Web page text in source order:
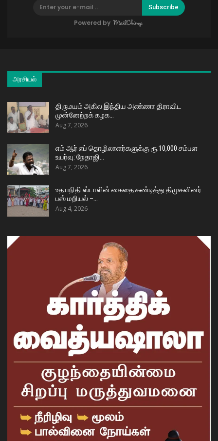
Subscribe
Powered by
அரசியல்
திருமயம் அகில இந்திய அண்ணா திராவிட
முன்னேற்றக் கழக…
Aug 7, 2026
எம் ஆர் எப் தொழிலாளர்களுக்கு ரூ.10,000 சம்பள
உயர்வு: நேதாஜி…
Aug 7, 2026
உதயநிதி ஸ்டாலின் கைதை கண்டித்து திமுகவினர்
பஸ் மறியல் –…
Aug 4, 2026